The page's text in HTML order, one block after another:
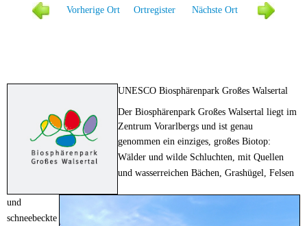
Vorherige Ort Ortregister Nächste Ort
UNESCO Biosphärenpark Großes Walsertal
Der Biosphärenpark Großes Walsertal liegt im
Zentrum Vorarlbergs und ist genau
genommen ein einziges, großes Biotop:
Wälder und wilde Schluchten, mit Quellen
und wasserreichen Bächen, Grashügel, Felsen
und
schneebeckte